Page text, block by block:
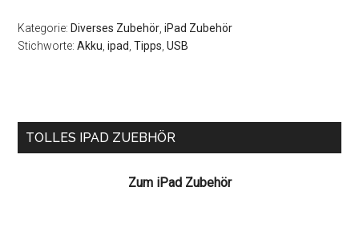
Kategorie: Diverses Zubehör ,iPad Zubehör
Stichworte:Akku ,ipad ,Tipps ,USB
Seitenspalte
TOLLES IPAD ZUEBHÖR
Zum iPad Zubehör